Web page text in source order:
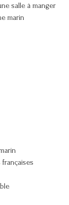
salle à manger
marin